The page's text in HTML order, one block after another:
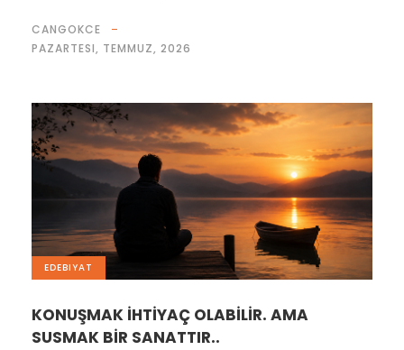
CANGOKCE
PAZARTESI, TEMMUZ, 2026
EDEBIYAT
KONUŞMAK İHTİYAÇ OLABİLİR. AMA
SUSMAK BİR SANATTIR..